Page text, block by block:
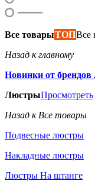
Все товарыТОПВсе
Назад к главному
Новинки от
ЛюстрыПросмотреть
Назад к Все товары
Подвесные люстры
Накладные люстры
Люстры На штанге